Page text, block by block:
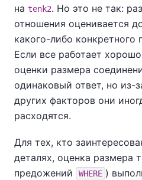
на tenk2. Но это не так:
отношения оценивается
какого-либо конкретного
Если все работает
оценки размера
одинаковый ответ, но из-
других факторов они
расходятся.
Для тех, кто
деталях, оценка размера
предожений
WHERE )